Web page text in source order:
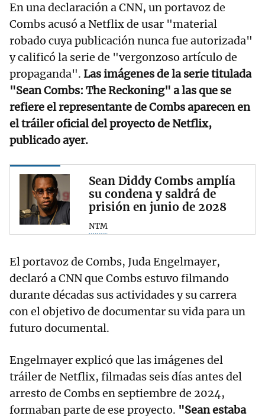
En una declaración a CNN, un portavoz de
Combs acusó a Netflix de usar "material
robado cuya publicación nunca fue autorizada"
y calificó la serie de "vergonzoso artículo de
propaganda". Las imágenes de la serie titulada
"Sean Combs: The Reckoning" a las que se
refiere el representante de Combs aparecen en
el tráiler oficial del proyecto de Netflix,
publicado ayer.
Sean Diddy Combs amplía
su condena y saldrá de
prisión en junio de 2028
NTM
El portavoz de Combs, Juda Engelmayer,
declaró a CNN que Combs estuvo filmando
durante décadas sus actividades y su carrera
con el objetivo de documentar su vida para un
futuro documental.
Engelmayer explicó que las imágenes del
tráiler de Netflix, filmadas seis días antes del
arresto de Combs en septiembre de 2024,
formaban parte de ese proyecto. "Sean estaba